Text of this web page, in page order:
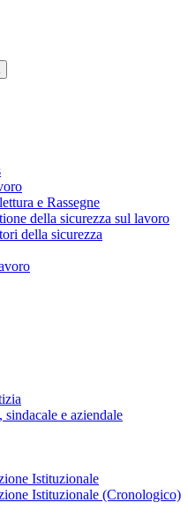
e Rassegne
della sicurezza sul lavoro
della sicurezza
e aziendale
Istituzionale
Istituzionale (Cronologico)